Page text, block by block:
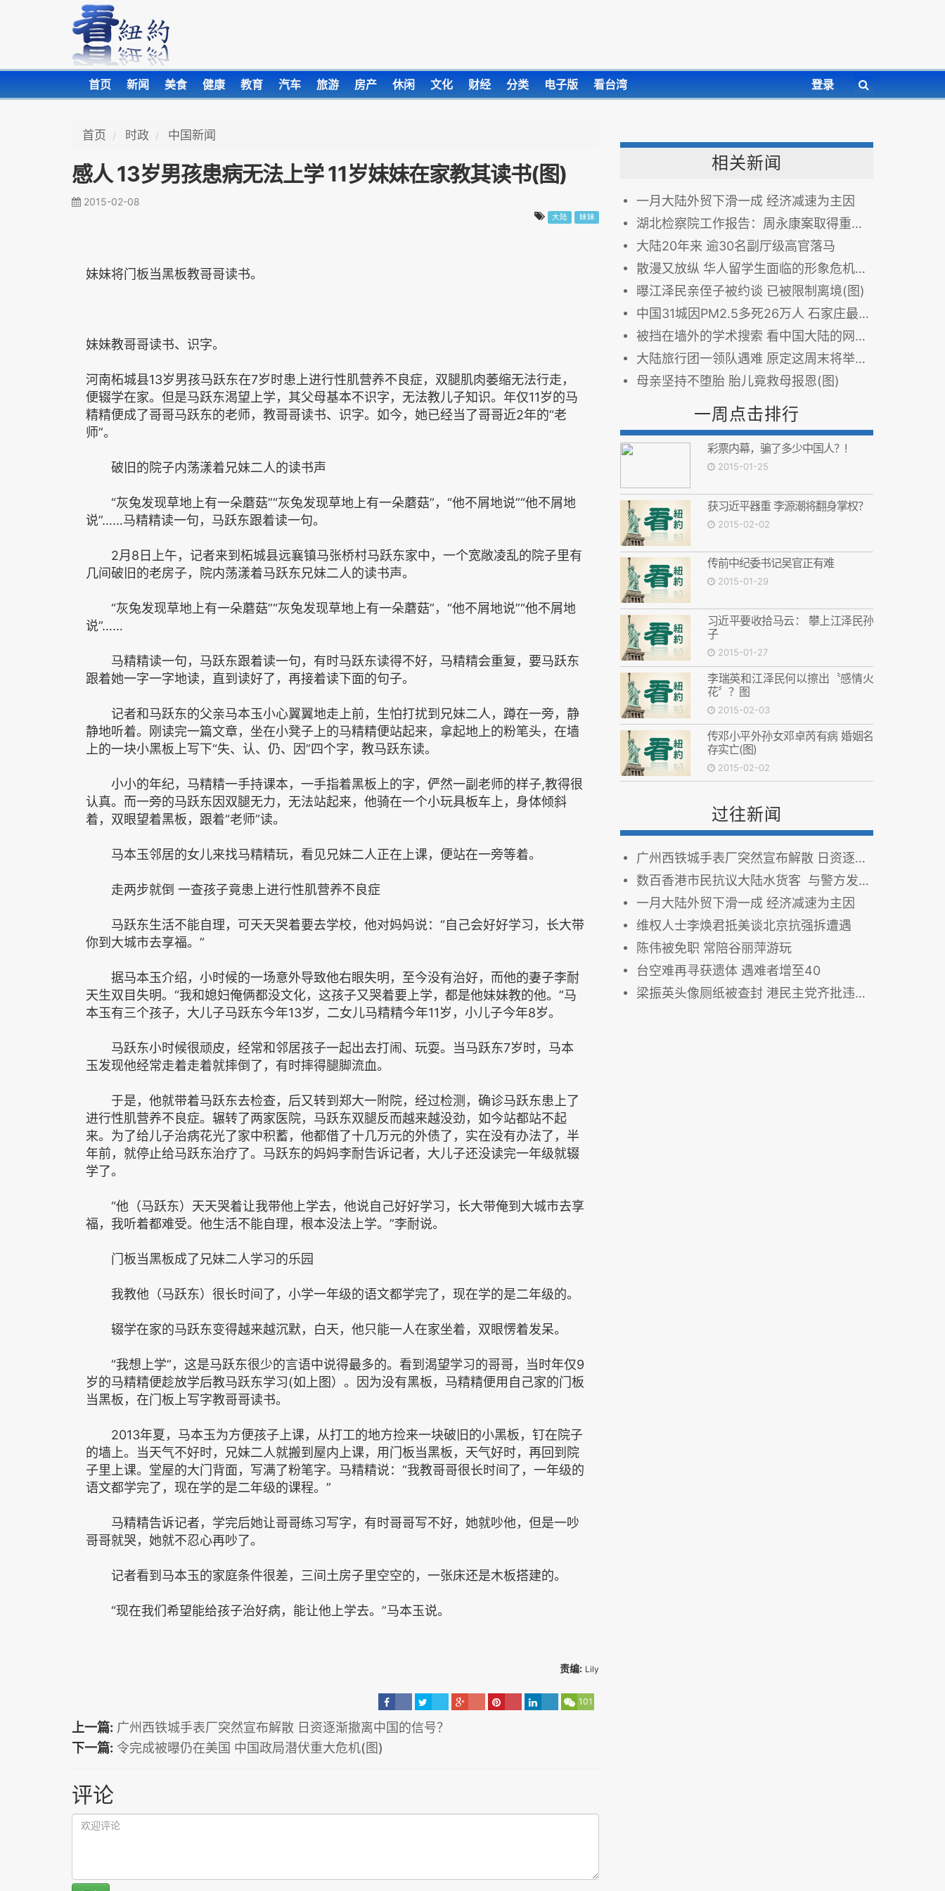
首页 新闻 美食 健康 教育 汽车 旅游 房产 休闲 文化 财经 分类 电子版 看台湾 登录
首页 时政 中国新闻
感人 13岁男孩患病无法上学 11岁妹妹在家教其读书(图)
2015-02-08
大陆 妹妹
妹妹将门板当黑板教哥哥读书。
妹妹教哥哥读书、识字。
河南柘城县13岁男孩马跃东在7岁时患上进行性肌营养不良症，双腿肌肉萎缩无法行走，
便辍学在家。但是马跃东渴望上学，其父母基本不识字，无法教儿子知识。年仅11岁的马
精精便成了哥哥马跃东的老师，教哥哥读书、识字。如今，她已经当了哥哥近2年的“老
师”。
破旧的院子内荡漾着兄妹二人的读书声
“灰兔发现草地上有一朵蘑菇”“灰兔发现草地上有一朵蘑菇”，“他不屑地说”“他不屑地
说”……马精精读一句，马跃东跟着读一句。
2月8日上午，记者来到柘城县远襄镇马张桥村马跃东家中，一个宽敞凌乱的院子里有
几间破旧的老房子，院内荡漾着马跃东兄妹二人的读书声。
“灰兔发现草地上有一朵蘑菇”“灰兔发现草地上有一朵蘑菇”，“他不屑地说”“他不屑地
说”……
马精精读一句，马跃东跟着读一句，有时马跃东读得不好，马精精会重复，要马跃东
跟着她一字一字地读，直到读好了，再接着读下面的句子。
记者和马跃东的父亲马本玉小心翼翼地走上前，生怕打扰到兄妹二人，蹲在一旁，静
静地听着。刚读完一篇文章，坐在小凳子上的马精精便站起来，拿起地上的粉笔头，在墙
上的一块小黑板上写下“失、认、仍、因”四个字，教马跃东读。
小小的年纪，马精精一手持课本，一手指着黑板上的字，俨然一副老师的样子,教得很
认真。而一旁的马跃东因双腿无力，无法站起来，他骑在一个小玩具板车上，身体倾斜
着，双眼望着黑板，跟着“老师”读。
马本玉邻居的女儿来找马精精玩，看见兄妹二人正在上课，便站在一旁等着。
走两步就倒 一查孩子竟患上进行性肌营养不良症
马跃东生活不能自理，可天天哭着要去学校，他对妈妈说：“自己会好好学习，长大带
你到大城市去享福。”
据马本玉介绍，小时候的一场意外导致他右眼失明，至今没有治好，而他的妻子李耐
天生双目失明。“我和媳妇俺俩都没文化，这孩子又哭着要上学，都是他妹妹教的他。”马
本玉有三个孩子，大儿子马跃东今年13岁，二女儿马精精今年11岁，小儿子今年8岁。
马跃东小时候很顽皮，经常和邻居孩子一起出去打闹、玩耍。当马跃东7岁时，马本
玉发现他经常走着走着就摔倒了，有时摔得腿脚流血。
于是，他就带着马跃东去检查，后又转到郑大一附院，经过检测，确诊马跃东患上了
进行性肌营养不良症。辗转了两家医院，马跃东双腿反而越来越没劲，如今站都站不起
来。为了给儿子治病花光了家中积蓄，他都借了十几万元的外债了，实在没有办法了，半
年前，就停止给马跃东治疗了。马跃东的妈妈李耐告诉记者，大儿子还没读完一年级就辍
学了。
“他（马跃东）天天哭着让我带他上学去，他说自己好好学习，长大带俺到大城市去享
福，我听着都难受。他生活不能自理，根本没法上学。”李耐说。
门板当黑板成了兄妹二人学习的乐园
我教他（马跃东）很长时间了，小学一年级的语文都学完了，现在学的是二年级的。
辍学在家的马跃东变得越来越沉默，白天，他只能一人在家坐着，双眼愣着发呆。
“我想上学”，这是马跃东很少的言语中说得最多的。看到渴望学习的哥哥，当时年仅9
岁的马精精便趁放学后教马跃东学习(如上图）。因为没有黑板，马精精便用自己家的门板
当黑板，在门板上写字教哥哥读书。
2013年夏，马本玉为方便孩子上课，从打工的地方捡来一块破旧的小黑板，钉在院子
的墙上。当天气不好时，兄妹二人就搬到屋内上课，用门板当黑板，天气好时，再回到院
子里上课。堂屋的大门背面，写满了粉笔字。马精精说：“我教哥哥很长时间了，一年级的
语文都学完了，现在学的是二年级的课程。”
马精精告诉记者，学完后她让哥哥练习写字，有时哥哥写不好，她就吵他，但是一吵
哥哥就哭，她就不忍心再吵了。
记者看到马本玉的家庭条件很差，三间土房子里空空的，一张床还是木板搭建的。
“现在我们希望能给孩子治好病，能让他上学去。”马本玉说。
责编: Lily
101
上一篇: 广州西铁城手表厂突然宣布解散 日资逐渐撤离中国的信号？
下一篇: 令完成被曝仍在美国 中国政局潜伏重大危机(图)
评论
相关新闻
一月大陆外贸下滑一成 经济减速为主因
湖北检察院工作报告：周永康案取得重大进展
大陆20年来 逾30名副厅级高官落马
散漫又放纵 华人留学生面临的形象危机(图)
曝江泽民亲侄子被约谈 已被限制离境(图)
中国31城因PM2.5多死26万人 石家庄最多(组图)
被挡在墙外的学术搜索 看中国大陆的网络自由
大陆旅行团一领队遇难 原定这周末将举办婚礼
母亲坚持不堕胎 胎儿竟救母报恩(图)
一周点击排行
彩票内幕，骗了多少中国人？!
2015-01-25
获习近平器重 李源潮将翻身掌权？
2015-02-02
传前中纪委书记吴官正有难
2015-01-29
习近平要收拾马云： 攀上江泽民孙
子
2015-01-27
李瑞英和江泽民何以擦出〝感情火
花〞？图
2015-02-03
传邓小平外孙女邓卓芮有病 婚姻名
存实亡(图)
2015-02-02
过往新闻
广州西铁城手表厂突然宣布解散 日资逐渐撤离中国的信号？
数百香港市民抗议大陆水货客 与警方发生冲突
一月大陆外贸下滑一成 经济减速为主因
维权人士李焕君抵美谈北京抗强拆遭遇
陈伟被免职 常陪谷丽萍游玩
台空难再寻获遗体 遇难者增至40
梁振英头像厕纸被查封 港民主党齐批违反言论自由